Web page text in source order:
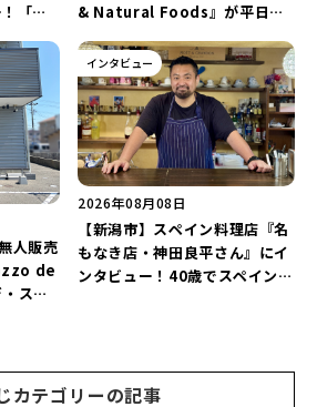
「学
ック
& Natural Foods』が平日ラ
「抗酸化☆レモンチキンカレ
ー」と「美容と健康を考えたプ
レートランチ」を実食レポート
♪
人販売
de
スイ
インタビュー
2026年08月08日
【新潟市】スペイン料理店『名
もなき店・神田良平さん』にイ
ンタビュー！40歳でスペインへ
カテゴリーの記事